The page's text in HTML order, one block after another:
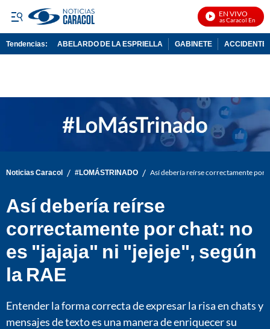
EN VIVO
Noticias Caracol En Vivo
Tendencias: ABELARDO DE LA ESPRIELLA GABINETE ACCIDENTE
Noticias Caracol / #LOMÁSTRINADO / Así debería reírse correctamente por
Así debería reírse
correctamente por chat: no
es "jajaja" ni "jejeje", según
la RAE
Entender la forma correcta de expresar la risa en chats y
mensajes de texto es una manera de enriquecer su